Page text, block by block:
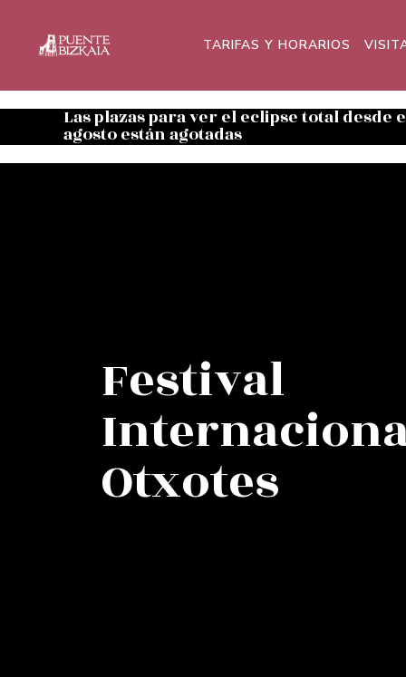
TARIFAS Y HORARIOS
Las plazas para ver el eclipse total desde
agosto están agotadas
Festival
Otxotes